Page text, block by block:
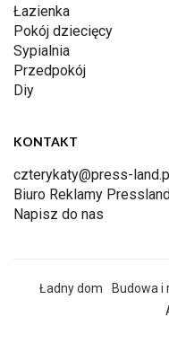
Łazienka
Pokój dziecięcy
Sypialnia
Przedpokój
Diy
KONTAKT
czterykaty@press-
Biuro Reklamy
Napisz do nas
Ładny dom Budowa i